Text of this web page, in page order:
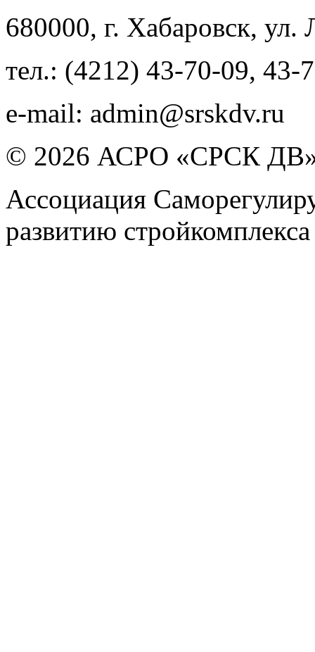
680000, г. Хабаровск, ул.
тел.: (4212) 43-70-09, 43-
e-mail: admin@srskdv.ru
© 2026 АСРО «СРСК
Ассоциация
развитию